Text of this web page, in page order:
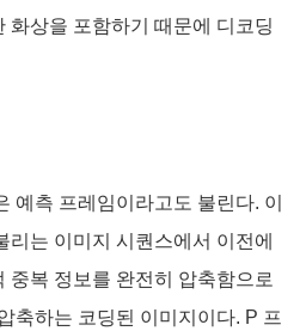
화상을 포함하기 때문에 디코딩
예측 프레임이라고도 불린다. 이
리는 이미지 시퀀스에서 이전에
중복 정보를 완전히 압축함으로
축하는 코딩된 이미지이다. P 프